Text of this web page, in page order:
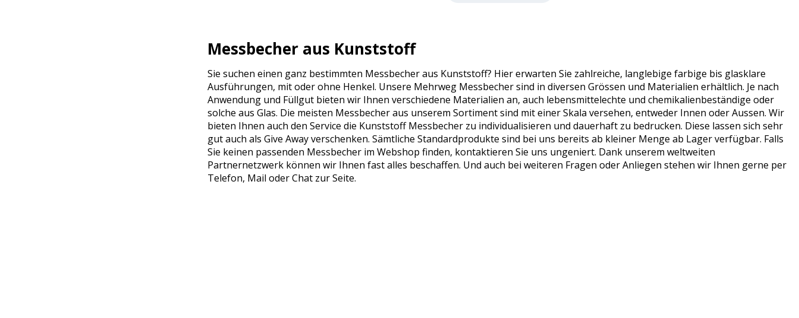
Messbecher aus Kunststoff
Sie suchen einen ganz bestimmten Messbecher aus Kunststoff? Hier erwarten Sie zahlreiche, langlebige farbige bis glasklare
Ausführungen, mit oder ohne Henkel. Unsere Mehrweg Messbecher sind in diversen Grössen und Materialien erhältlich. Je nach
Anwendung und Füllgut bieten wir Ihnen verschiedene Materialien an, auch lebensmittelechte und chemikalienbeständige oder
solche aus Glas. Die meisten Messbecher aus unserem Sortiment sind mit einer Skala versehen, entweder Innen oder Aussen. Wir
bieten Ihnen auch den Service die Kunststoff Messbecher zu individualisieren und dauerhaft zu bedrucken. Diese lassen sich sehr
gut auch als Give Away verschenken. Sämtliche Standardprodukte sind bei uns bereits ab kleiner Menge ab Lager verfügbar. Falls
Sie keinen passenden Messbecher im Webshop finden, kontaktieren Sie uns ungeniert. Dank unserem weltweiten
Partnernetzwerk können wir Ihnen fast alles beschaffen. Und auch bei weiteren Fragen oder Anliegen stehen wir Ihnen gerne per
Telefon, Mail oder Chat zur Seite.